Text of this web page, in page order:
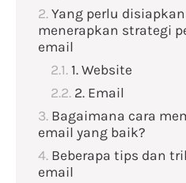
Yang perlu
menerapkan strategi
email
1. Website
2. Email
Bagaimana cara
email yang baik?
Beberapa tips dan
email